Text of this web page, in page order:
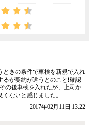
ときの条件で車検を新規で入れ
が契約が違うとのこと❗確認
の後車検を入れたが、上司か
ないと感じました。
2017年02月11日 13:22